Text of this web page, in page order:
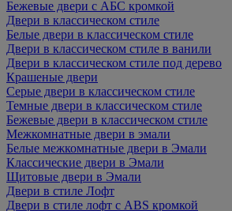
Бежевые двери с АБС кромкой
Двери в классическом стиле
Белые двери в классическом стиле
Двери в классическом стиле в ванили
Двери в классическом стиле под дерево
Крашеные двери
Серые двери в классическом стиле
Темные двери в классическом стиле
Бежевые двери в классическом стиле
Межкомнатные двери в эмали
Белые межкомнатные двери в Эмали
Классические двери в Эмали
Щитовые двери в Эмали
Двери в стиле Лофт
Двери в стиле лофт с ABS кромкой